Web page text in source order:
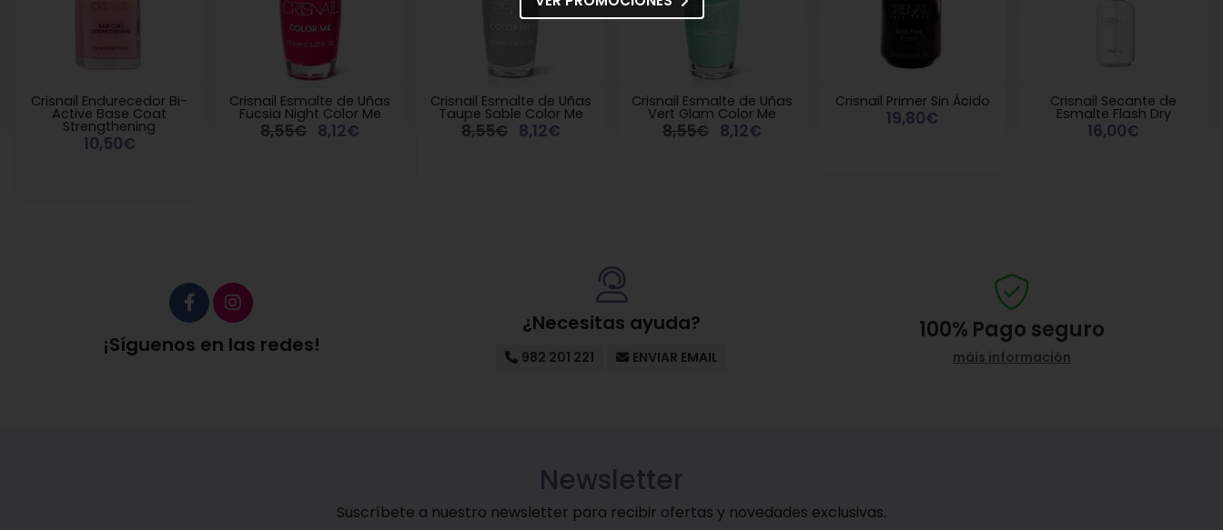
Crisnail Endurecedor Bi-
Active Base Coat
Strengthening
10,50€
Crisnail Esmalte de Uñas
Fucsia Night Color Me
8,55€ 8,12€
Crisnail Esmalte de Uñas
Taupe Sable Color Me
8,55€ 8,12€
Crisnail Esmalte de Uñas
Vert Glam Color Me
8,55€ 8,12€
Crisnail Primer Sin Ácido
19,80€
Crisnail Secante de
Esmalte Flash Dry
16,00€
¡Síguenos en las redes!
¿Necesitas ayuda?
982 201 221 ENVIAR EMAIL
100% Pago seguro
máis información
Newsletter
Suscríbete a nuestro newsletter para recibir ofertas y novedades exclusivas.